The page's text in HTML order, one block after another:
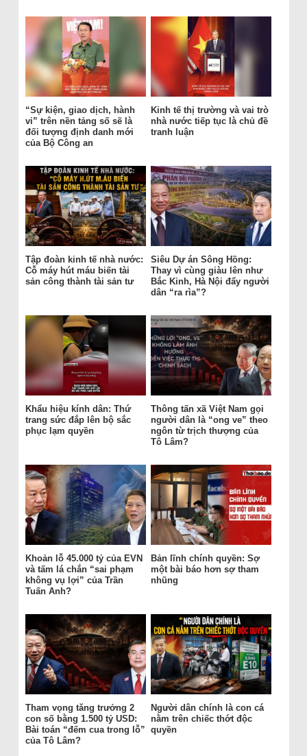
“Sự kiện, giao dịch, hành
vi” trên nền tảng số sẽ là
đối tượng định danh mới
của Bộ Công an
Kinh tế thị trường và vai trò
nhà nước tiếp tục là chủ đề
tranh luận
Tập đoàn kinh tế nhà nước:
Cỗ máy hút máu biến tài
sản công thành tài sản tư
Siêu Dự án Sông Hồng:
Thay vì cùng giàu lên như
Bắc Kinh, Hà Nội đẩy người
dân “ra rìa”?
Khẩu hiệu kính dân: Thứ
trang sức đắp lên bộ sắc
phục lạm quyền
Thông tấn xã Việt Nam gọi
người dân là “ong ve” theo
ngôn từ trịch thượng của
Tô Lâm?
Khoản lỗ 45.000 tỷ của EVN
và tấm lá chắn “sai phạm
không vụ lợi” của Trần
Tuấn Anh?
Bản lĩnh chính quyền: Sợ
một bài báo hơn sợ tham
nhũng
Tham vọng tăng trưởng 2
con số bằng 1.500 tỷ USD:
Bài toán “đếm cua trong lỗ”
của Tô Lâm?
Người dân chính là con cá
nằm trên chiếc thớt độc
quyền